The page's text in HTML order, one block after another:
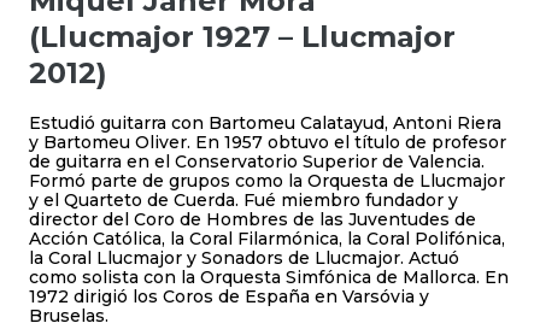
(Llucmajor 1927 – Llucmajor
2012)
Estudió guitarra con Bartomeu Calatayud, Antoni Riera
y Bartomeu Oliver. En 1957 obtuvo el título de profesor
de guitarra en el Conservatorio Superior de Valencia.
Formó parte de grupos como la Orquesta de Llucmajor
y el Quarteto de Cuerda. Fué miembro fundador y
director del Coro de Hombres de las Juventudes de
Acción Católica, la Coral Filarmónica, la Coral Polifónica,
la Coral Llucmajor y Sonadors de Llucmajor. Actuó
como solista con la Orquesta Simfónica de Mallorca. En
1972 dirigió los Coros de España en Varsóvia y
Bruselas.